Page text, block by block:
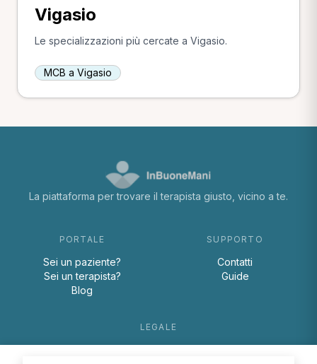
Vigasio
Le specializzazioni più cercate a Vigasio.
MCB a Vigasio
La piattaforma per trovare il terapista giusto, vicino a te.
PORTALE
Sei un paziente?
Sei un terapista?
Blog
SUPPORTO
Contatti
Guide
LEGALE